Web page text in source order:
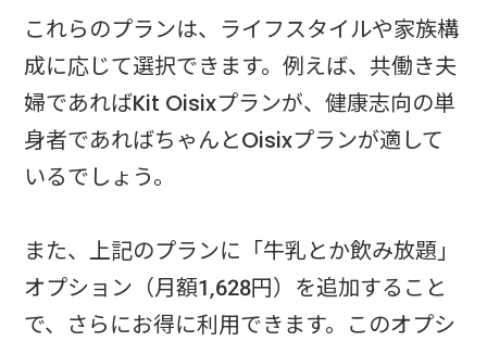
これらのプランは、ライフスタイルや家族構
成に応じて選択できます。例えば、共働き夫
婦であればKit Oisixプランが、健康志向の単
身者であればちゃんとOisixプランが適して
いるでしょう。
また、上記のプランに「牛乳とか飲み放題」
オプション（月額1,628円）を追加すること
で、さらにお得に利用できます。このオプシ